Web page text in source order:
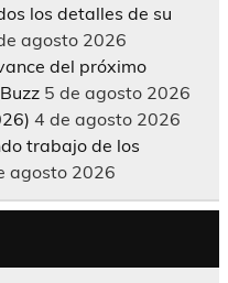
los detalles de su
agosto 2026
del próximo
5 de agosto 2026
4 de agosto 2026
trabajo de los
agosto 2026